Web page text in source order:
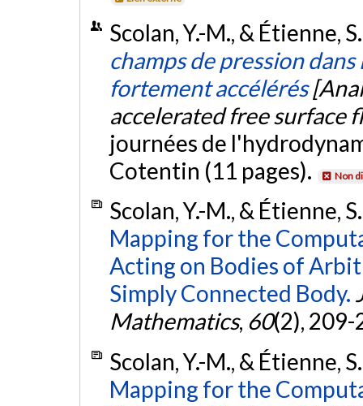
Scolan, Y.-M., & Étienne,
champs de pression
fortement accélérés
accelerated free surface
journées de
Cotentin (11 pages).
Non
Scolan, Y.-M., & Étienne,
Mapping for the
Acting on Bodies of
Simply Connected Body.
Mathematics, 60(2),
Scolan, Y.-M., & Étienne,
Mapping for the